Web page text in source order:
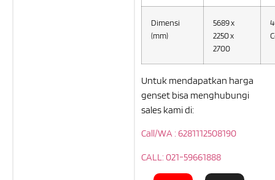
Dimensi
(mm)
5689 x
2250 x
2700
Untuk mendapatkan harga
genset bisa menghubungi
sales kami di:
Call/WA : 6281112508190
CALL: 021-59661888